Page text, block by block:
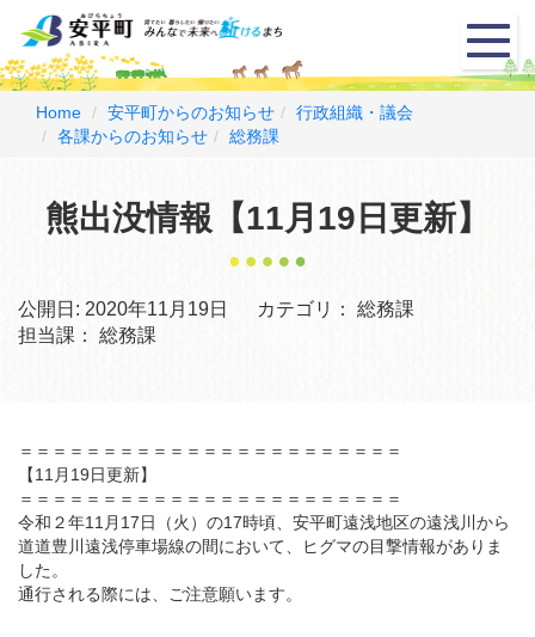
メ
ニ
ュ
Home 安平町からのお知らせ
行政組織・議会
各課からのお知らせ
総務課
熊出没情報【11月19日更新】
公開日: 2020年11月19日 カテゴリ：
総務課
担当課：
総務課
＝＝＝＝＝＝＝＝＝＝＝＝＝＝＝＝＝＝＝＝＝＝＝
【11月19日更新】
＝＝＝＝＝＝＝＝＝＝＝＝＝＝＝＝＝＝＝＝＝＝＝
令和２年11月17日（火）の17時頃、安平町遠浅地区の遠浅川から
道道豊川遠浅停車場線の間において、ヒグマの目撃情報がありま
した。
通行される際には、ご注意願います。